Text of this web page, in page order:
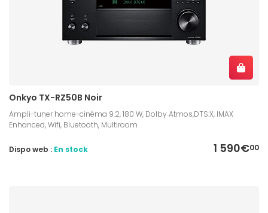
Onkyo TX-RZ50B Noir
Ampli-tuner home-cinéma 9.2, 180 W, Dolby Atmos,DTS:X, IMAX
Enhanced, Wifi, Bluetooth, Multiroom
1 590€00
Dispo web : En stock